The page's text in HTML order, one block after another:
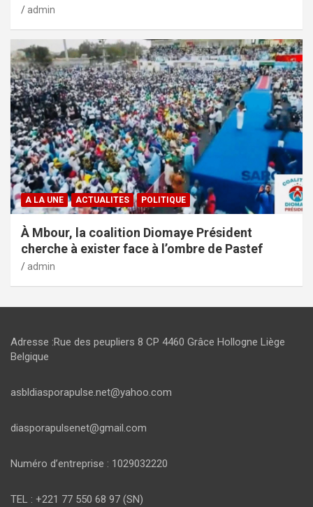
admin
A LA UNE ACTUALITES POLITIQUE
À Mbour, la coalition Diomaye Président
cherche à exister face à l’ombre de Pastef
admin
Adresse :Rue des peupliers 8 CP 4460 Grâce Hollogne Liège
Belgique
asbldiasporapulse.net@yahoo.com
diasporapulsenet@gmail.com
Numéro d’entreprise : 1029032220
TEL : +221 77 550 68 97 (SN)